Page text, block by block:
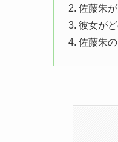
2. 佐藤朱
3. 彼女が
4. 佐藤朱